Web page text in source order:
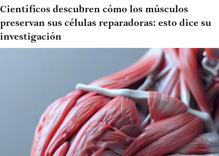
Científicos descubren cómo los músculos
preservan sus células reparadoras: esto dice su
investigación